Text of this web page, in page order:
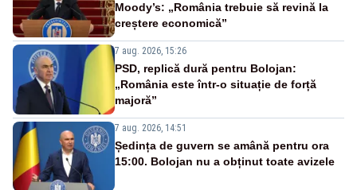
Moody’s: „România trebuie să revină la
creștere economică”
7 aug. 2026, 15:26
PSD, replică dură pentru Bolojan:
„România este într-o situație de forță
majoră”
7 aug. 2026, 14:51
Ședința de guvern se amână pentru ora
15:00. Bolojan nu a obținut toate avizele